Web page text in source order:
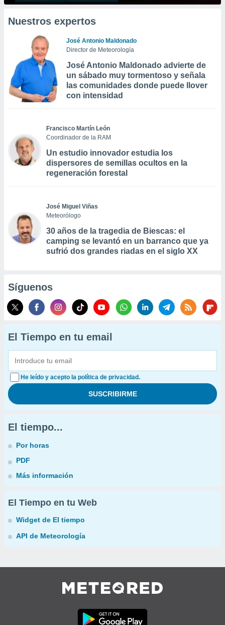
Nuestros expertos
José Antonio Maldonado
Director de Meteorología
José Antonio Maldonado advierte de
un sábado muy tormentoso y señala
las comunidades donde puede llover
con intensidad
Francisco Martín León
Coordinador de la RAM
Un estudio innovador estudia los
dispersores de semillas ocultos en la
regeneración forestal
José Miguel Viñas
Meteorólogo
30 años de la tragedia de Biescas: el
camping se levantó en un barranco que ya
sufrió dos grandes riadas en el siglo XX
Síguenos
El Tiempo en tu email
He leído y acepto la política de privacidad.
El tiempo...
Por horas
PDF
Más información
El Tiempo en tu Web
Widget de El tiempo
API de Meteorología